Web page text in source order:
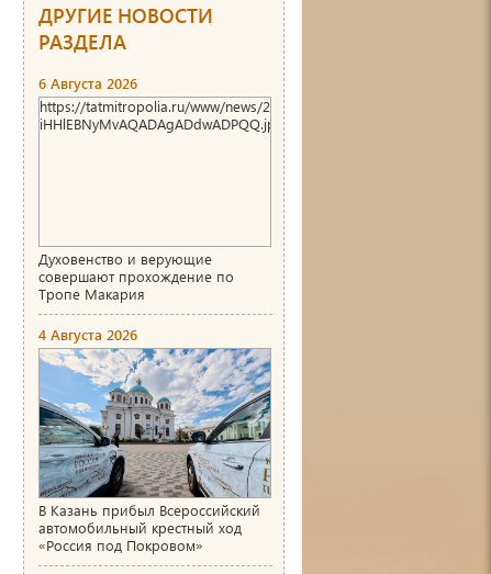
ДРУГИЕ НОВОСТИ
РАЗДЕЛА
6 Августа 2026
https://tatmitropolia.ru/www/news/2026/8/
iHHlEBNyMvAQADAgADdwADPQQ.jpg
Духовенство и верующие
совершают прохождение по
Тропе Макария
4 Августа 2026
В Казань прибыл Всероссийский
автомобильный крестный ход
«Россия под Покровом»